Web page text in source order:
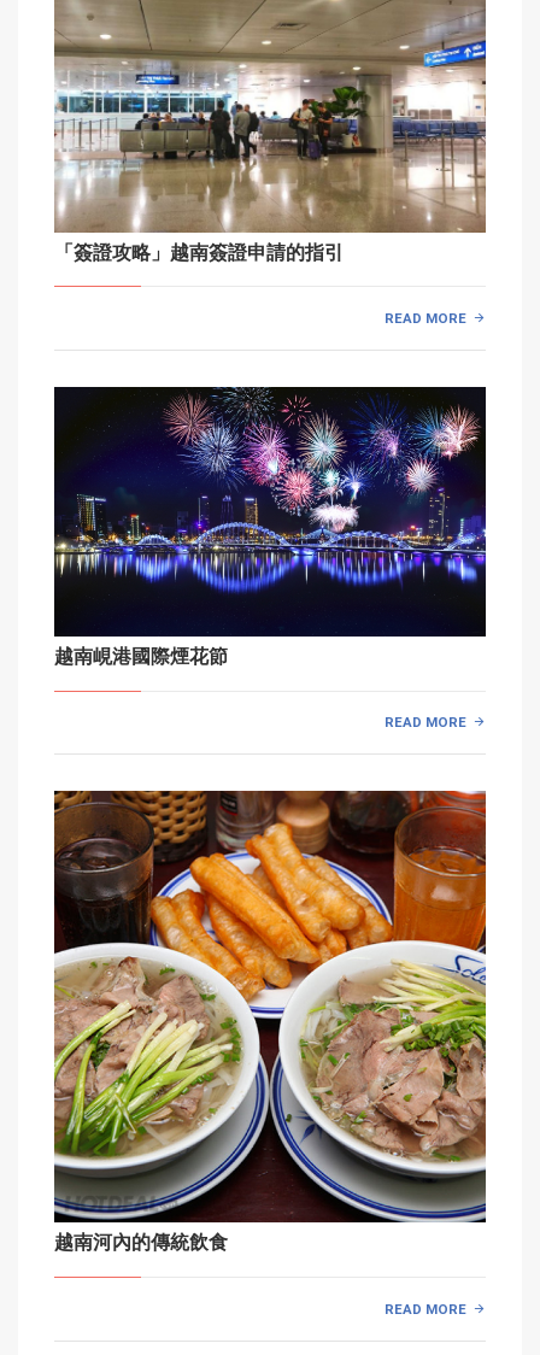
「簽證攻略」越南簽證申請的指引
READ MORE
越南峴港國際煙花節
READ MORE
越南河內的傳統飲食
READ MORE